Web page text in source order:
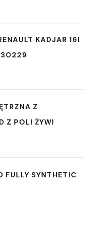
KADJAR 16I
30229
Z
Z POLI ŻYWI
FULLY SYNTHETIC